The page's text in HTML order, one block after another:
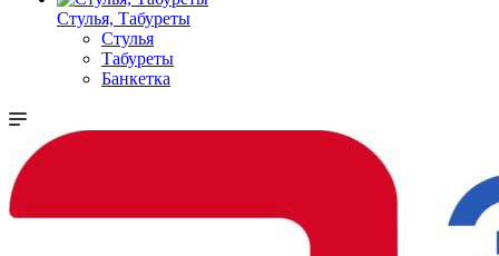
Стулья, Табуреты
Стулья
Табуреты
Банкетка